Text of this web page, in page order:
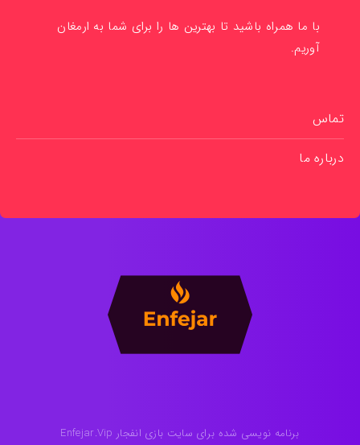
با ما همراه باشید تا بهترین ها را برای شما به ارمغان
آوریم.
تماس
درباره ما
برنامه نویسی شده برای سایت بازی انفجار Enfejar.Vip